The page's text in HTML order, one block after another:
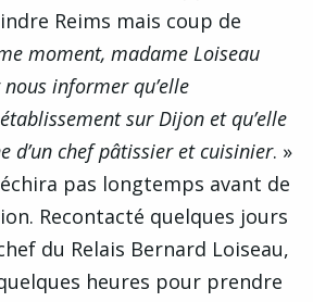
Reims mais coup de
moment, madame Loiseau
informer qu’elle
sur Dijon et qu’elle
d’un chef pâtissier et cuisinier. »
pas longtemps avant de
Recontacté quelques jours
du Relais Bernard Loiseau,
heures pour prendre